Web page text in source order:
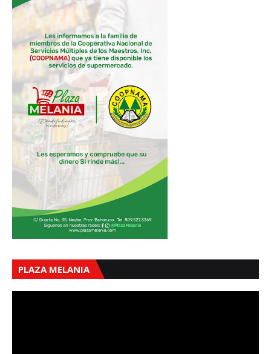
PLAZA MELANIA